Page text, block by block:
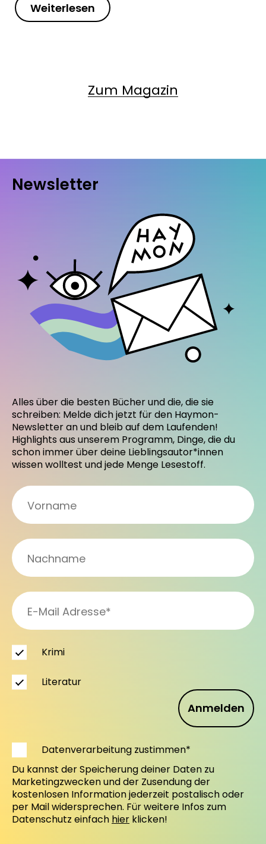
Weiterlesen
Zum Magazin
Newsletter
Alles über die besten Bücher und die, die sie
schreiben: Melde dich jetzt für den Haymon-
Newsletter an und bleib auf dem Laufenden!
Highlights aus unserem Programm, Dinge, die du
schon immer über deine Lieblingsautor*innen
wissen wolltest und jede Menge Lesestoff.
Anmelden
Krimi
Literatur
Datenverarbeitung zustimmen*
Du kannst der Speicherung deiner Daten zu
Marketingzwecken und der Zusendung der
kostenlosen Information jederzeit postalisch oder
per Mail widersprechen. Für weitere Infos zum
Datenschutz einfach hier klicken!